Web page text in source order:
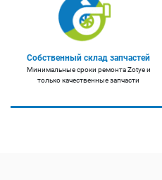
Собственный склад запчастей
Минимальные сроки ремонта Zotye и
только качественные запчасти